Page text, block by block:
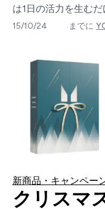
は1日の活力を生む
15/10/24 までに
新商品・キャンペー
クリスマ